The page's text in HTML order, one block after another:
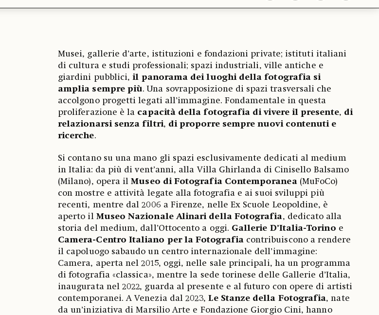
Musei, gallerie d’arte, istituzioni e fondazioni private; istituti italiani
di cultura e studi professionali; spazi industriali, ville antiche e
giardini pubblici,il panorama dei luoghi della fotografia si
amplia sempre più. Una sovrapposizione di spazi trasversali che
accolgono progetti legati all’immagine. Fondamentale in questa
proliferazione è la capacità della fotografia di vivere il presente, di
relazionarsi senza filtri, di proporre sempre nuovi contenuti e
ricerche.
Si contano su una mano gli spazi esclusivamente dedicati al medium
in Italia: da più di vent’anni, alla Villa Ghirlanda di Cinisello Balsamo
(Milano), opera ilMuseo di Fotografia Contemporanea(MuFoCo)
con mostre e attività legate alla fotografia e ai suoi sviluppi più
recenti, mentre dal 2006 a Firenze, nelle Ex Scuole Leopoldine, è
aperto il Museo Nazionale Alinari della Fotografia, dedicato alla
storia del medium, dall’Ottocento a oggi. Gallerie D’Italia-Torino e
Camera-Centro Italiano per la Fotografiacontribuiscono a rendere
il capoluogo sabaudo un centro internazionale dell’immagine:
Camera, aperta nel 2015, oggi, nelle sale principali, ha un programma
di fotografia «classica», mentre la sede torinese delle Gallerie d’Italia,
inaugurata nel 2022, guarda al presente e al futuro con opere di artisti
contemporanei. A Venezia dal 2023,Le Stanze della Fotografia, nate
da un’iniziativa di Marsilio Arte e Fondazione Giorgio Cini, hanno